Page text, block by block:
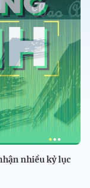
nhiều kỷ lục